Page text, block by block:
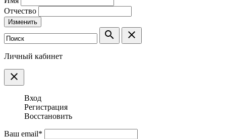
Отчество
Изменить
search clear
Личный кабинет
clear
Вход
Регистрация
Восстановить
Ваш email*